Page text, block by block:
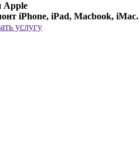
Apple
iPhone, iPad, Macbook, iMac.
услугу